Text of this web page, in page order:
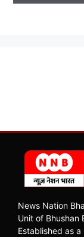
News Nation
Unit of Bhushan
Established as